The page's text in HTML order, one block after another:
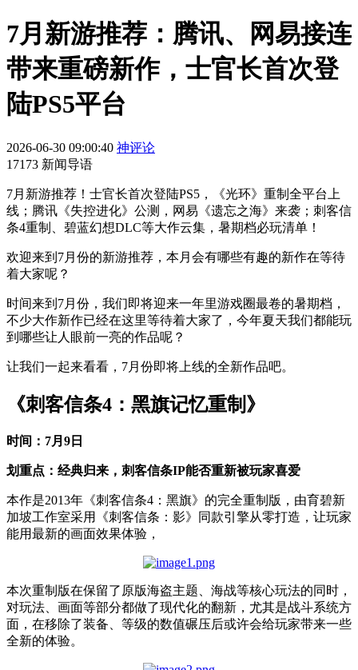
7月新游推荐：腾讯、网易接连
带来重磅新作，士官长首次登
陆PS5平台
2026-06-30 09:00:40 神评论
17173 新闻导语
7月新游推荐！士官长首次登陆PS5，《光环》重制全平台上
线；腾讯《失控进化》公测，网易《遗忘之海》来袭；刺客信
条4重制、碧蓝幻想DLC等大作云集，暑期档必玩清单！
欢迎来到7月份的新游推荐，本月会有哪些有趣的新作在等待
着大家呢？
时间来到7月份，我们即将迎来一年里游戏圈最卷的暑期档，
不少大作新作已经在这里等待着大家了，今年夏天我们都能玩
到哪些让人眼前一亮的作品呢？
让我们一起来看看，7月份即将上线的全新作品吧。
《刺客信条4：黑旗记忆重制》
时间：7月9日
划重点：经典归来，刺客信条IP能否重新被玩家喜爱
本作是2013年《刺客信条4：黑旗》的完全重制版，由育碧新
加坡工作室采用《刺客信条：影》同款引擎从零打造，让玩家
能用最新的画面效果体验，
本次重制版在保留了原版海盗主题、海战等核心玩法的同时，
对玩法、画面等部分都做了现代化的翻新，尤其是战斗系统方
面，在移除了装备、等级的数值碾压后或许会给玩家带来一些
全新的体验。